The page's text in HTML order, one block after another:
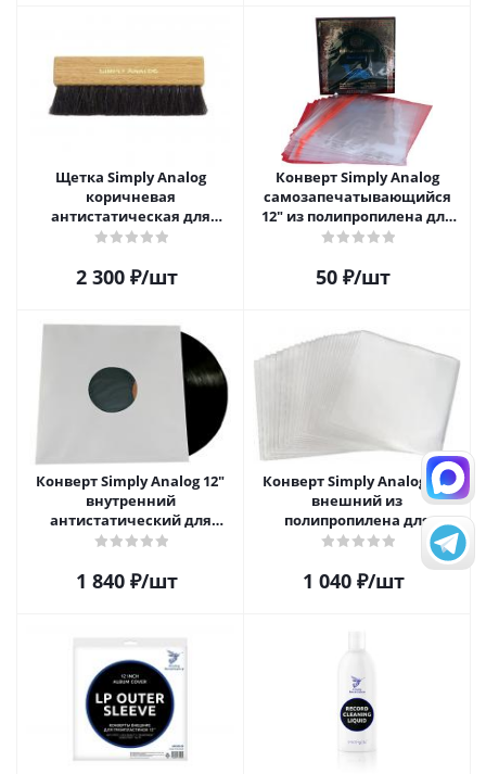
Щетка Simply Analog
коричневая
антистатическая для
чистки виниловых
2 300₽/шт
Конверт Simply Analog
самозапечатывающийся
12" из полипропилена для
пластинок
50 ₽/шт
Конверт Simply Analog 12"
внутренний
антистатический для
пластинок (25шт)
1 840₽/шт
Конверт Simply Analog 12"
внешний из
полипропилена для
пластинок (25шт)
1 040₽/шт